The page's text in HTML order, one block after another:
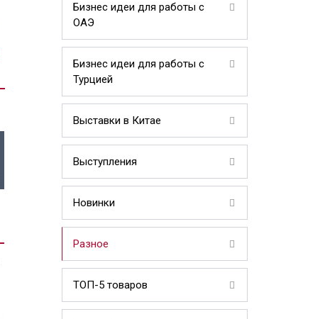
Бизнес идеи для работы с
ОАЭ
Бизнес идеи для работы с
Турцией
Выставки в Китае
Выступления
Новинки
Разное
ТОП-5 товаров